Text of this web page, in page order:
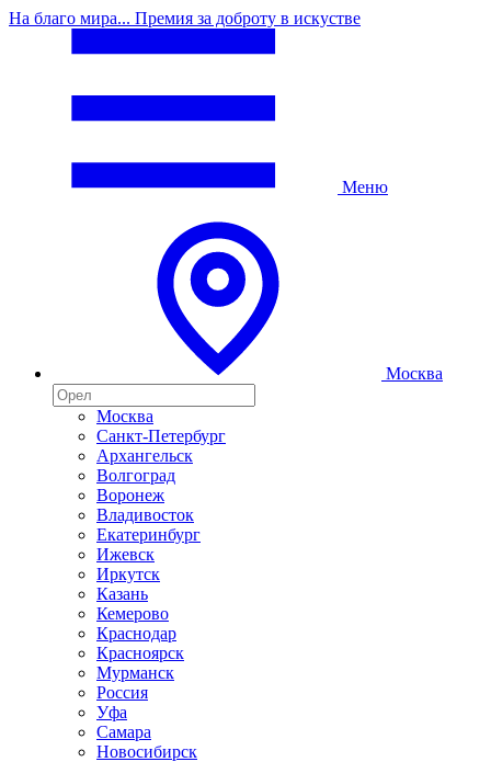
На благо мира... Премия за доброту в искустве
Меню
Москва
Москва
Санкт-Петербург
Архангельск
Волгоград
Воронеж
Владивосток
Екатеринбург
Ижевск
Иркутск
Казань
Кемерово
Краснодар
Красноярск
Мурманск
Россия
Уфа
Самара
Новосибирск